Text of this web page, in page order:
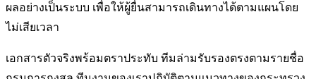
ผลอย่างเป็นระบบ เพื่อให้ผู้ยื่นสามารถเดินทางได้ตามแผนโดย
ไม่เสียเวลา
เอกสารตัวจริงพร้อมตราประทับ ทีมล่ามรับรองตรงตามรายชื่อ